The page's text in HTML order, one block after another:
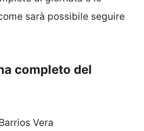
sarà possibile seguire
completo del
Vera